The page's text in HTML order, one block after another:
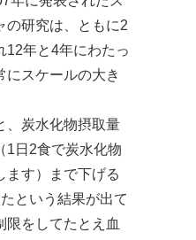
の研究は、ともに2
12年と4年にわたっ
にスケールの大き
、炭水化物摂取量
1日2食で炭水化物
ます）まで下げる
という結果が出て
限をしてたとえ血